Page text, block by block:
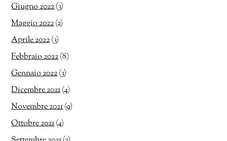
Giugno 2022(3)
Maggio 2022(2)
Aprile 2022(3)
Febbraio 2022(8)
Gennaio 2022(3)
Dicembre 2021(4)
Novembre 2021(9)
Ottobre 2021(4)